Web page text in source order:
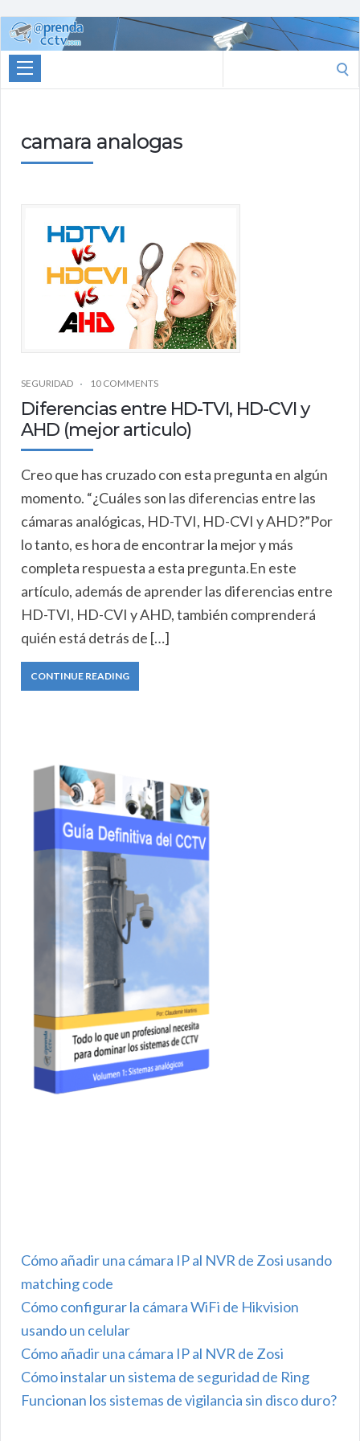
Aprenda
CCTV
for:
camara analogas
SEGURIDAD 10 COMMENTS
Diferencias entre HD-TVI, HD-CVI y
AHD (mejor articulo)
Creo que has cruzado con esta pregunta en algún
momento. “¿Cuáles son las diferencias entre las
cámaras analógicas, HD-TVI, HD-CVI y AHD?”​Por
lo tanto, es hora de encontrar la mejor y más
completa respuesta a esta pregunta.​En este
artículo, además de aprender las diferencias entre
HD-TVI, HD-CVI y AHD, también comprenderá
quién está detrás de […]
CONTINUE READING
Cómo añadir una cámara IP al NVR de Zosi usando
matching code
Cómo configurar la cámara WiFi de Hikvision
usando un celular
Cómo añadir una cámara IP al NVR de Zosi
Cómo instalar un sistema de seguridad de Ring
Funcionan los sistemas de vigilancia sin disco duro?